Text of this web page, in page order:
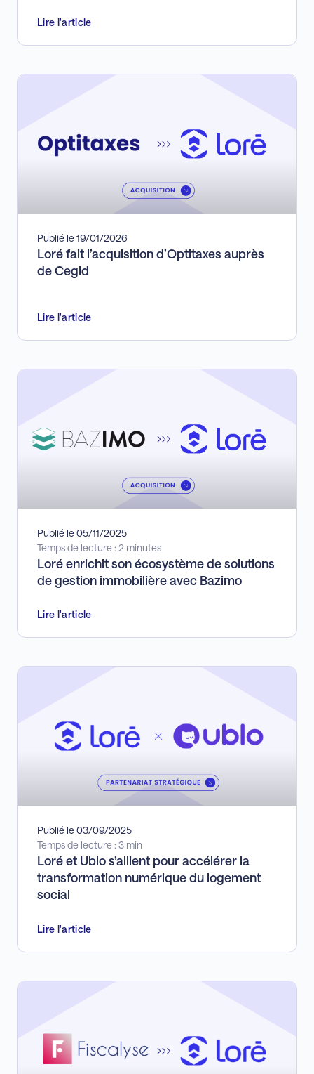
WIM
Lire l'article
Publié le 19/01/2026
Loré fait l’acquisition d’Optitaxes auprès
de Cegid
Lire l'article
Publié le 05/11/2025
Temps de lecture : 2 minutes
Loré enrichit son écosystème de solutions
de gestion immobilière avec Bazimo
Lire l'article
Publié le 03/09/2025
Temps de lecture : 3 min
Loré et Ublo s’allient pour accélérer la
transformation numérique du logement
social
Lire l'article